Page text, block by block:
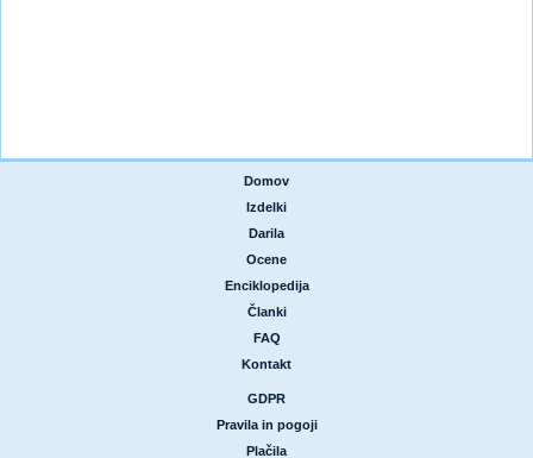
Domov
Izdelki
Darila
Ocene
Enciklopedija
Članki
FAQ
Kontakt
GDPR
Pravila in pogoji
Plačila